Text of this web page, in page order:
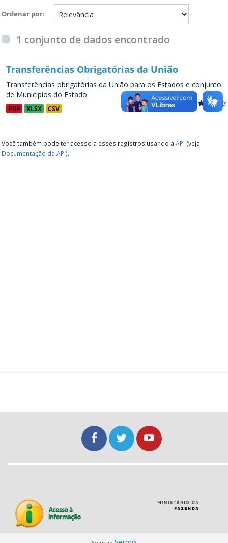
Ordenar por
1 conjunto de dados encontrado
Transferências Obrigatórias da União
Transferências obrigatórias da União para os Estados e conjunto
de Municípios do Estado.
PDF XLSX CSV
Você também pode ter acesso a esses registros usando a API (veja
Documentação da API).